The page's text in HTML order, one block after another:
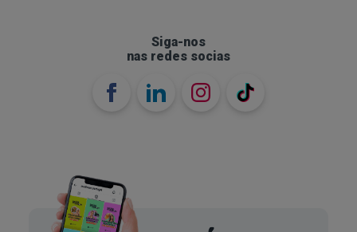
Siga-nos
nas redes socias